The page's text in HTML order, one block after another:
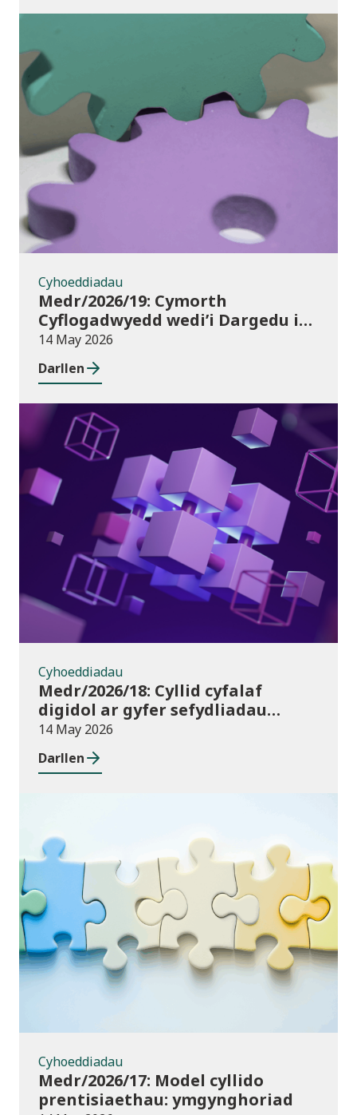
Cyhoeddiadau
Cyhoeddiadau
Medr/2026/19: Cymorth
Cyflogadwyedd wedi’i Dargedu i
Fyfyrwyr Addysg Uwch:
dyraniadau 2026/27
14 May 2026
Darllen
Cyhoeddiadau
Cyhoeddiadau
Medr/2026/18: Cyllid cyfalaf
digidol ar gyfer sefydliadau
addysg bellach yn 2026/27
14 May 2026
Darllen
Cyhoeddiadau
Cyhoeddiadau
Medr/2026/17: Model cyllido
prentisiaethau: ymgynghoriad